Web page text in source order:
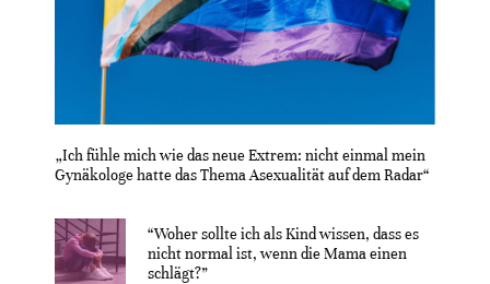
„Ich fühle mich wie das neue Extrem: nicht einmal mein
Gynäkologe hatte das Thema Asexualität auf dem Radar“
“Woher sollte ich als Kind wissen, dass es
nicht normal ist, wenn die Mama einen
schlägt?”